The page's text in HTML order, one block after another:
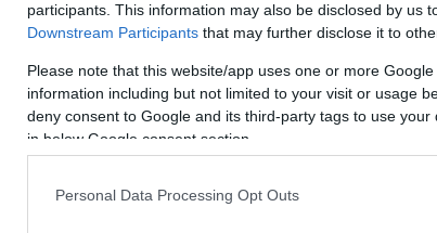
participants. This information may also be disclosed by us
Downstream Participants that may further disclose it to
Please note that this website/app uses one or more
information including but not limited to your visit or usage
deny consent to Google and its third-party tags to use
in below Google consent section.
Personal Data Processing Opt Outs
ΥΓΕΙΑ 14/05/2025 09:54
Η καθιστική ζωή παράγοντας
κινδύνου για Αλτσχάιμερ -
έδειξε έρευνα